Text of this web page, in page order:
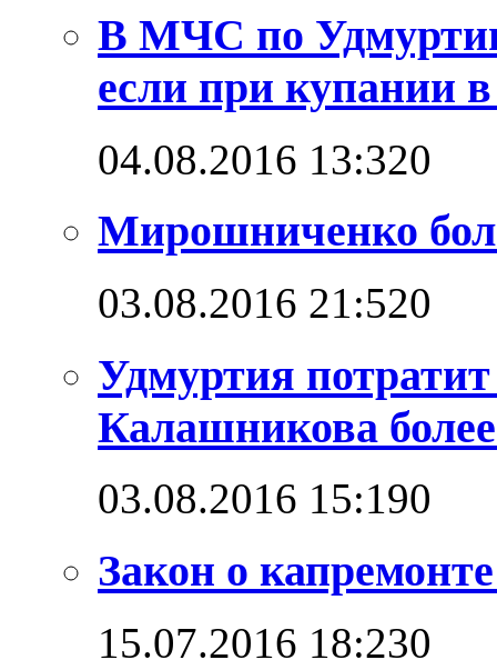
В МЧС по
если при купании
04.08.2016 13:320
Мирошниченко
03.08.2016 21:520
Удмуртия
Калашникова
03.08.2016 15:190
Закон о
15.07.2016 18:230